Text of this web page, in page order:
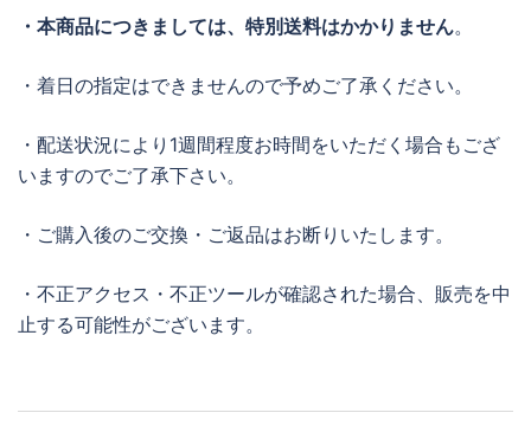
・本商品につきましては、特別送料はかかりません。
・着日の指定はできませんので予めご了承ください。
・配送状況により1週間程度お時間をいただく場合もござ
いますのでご了承下さい。
・ご購入後のご交換・ご返品はお断りいたします。
・不正アクセス・不正ツールが確認された場合、販売を中
止する可能性がございます。